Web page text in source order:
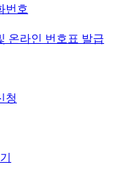
번호
온라인 번호표 발급
청